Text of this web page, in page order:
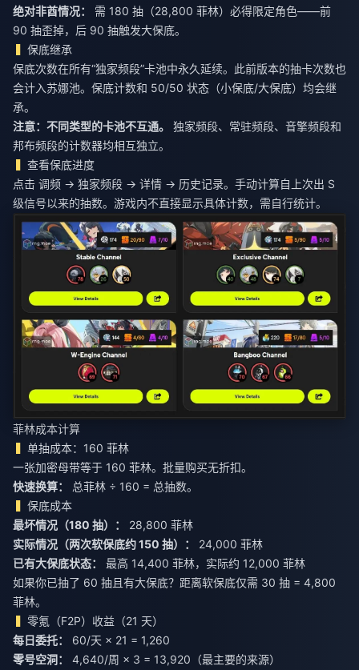
绝对非酋情况：
需 180 抽（28,800 菲林）必得限定角色——前
90 抽歪掉，后 90 抽触发大保底。
保底继承
保底次数在所有“独家频段”卡池中永久延续。此前版本的抽卡次数也
会计入苏娜池。保底计数和 50/50 状态（小保底/大保底）均会继
承。
注意：不同类型的卡池不互通。
独家频段、常驻频段、音擎频段和
邦布频段的计数器均相互独立。
查看保底进度
点击 调频 → 独家频段 → 详情 → 历史记录。手动计算自上次出 S
级信号以来的抽数。游戏内不直接显示具体计数，需自行统计。
菲林成本计算
单抽成本：160 菲林
一张加密母带等于 160 菲林。批量购买无折扣。
快速换算：
总菲林 ÷ 160 = 总抽数。
保底成本
最坏情况（180 抽）：
28,800 菲林
实际情况（两次软保底约 150 抽）：
24,000 菲林
已有大保底状态：
最高 14,400 菲林，实际约 12,000 菲林
如果你已抽了 60 抽且有大保底？距离软保底仅需 30 抽 = 4,800
菲林。
零氪（F2P）收益（21 天）
每日委托：
60/天 × 21 = 1,260
零号空洞：
4,640/周 × 3 = 13,920（最主要的来源）